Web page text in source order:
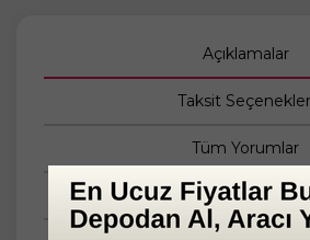
Açıklamalar
Taksit
Tüm Yorumlar
Tüm Sorular